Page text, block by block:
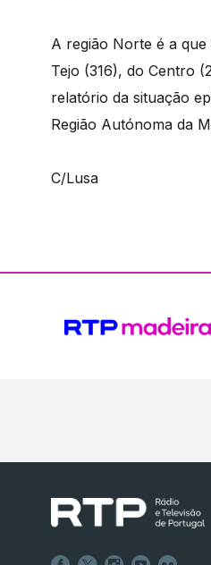
A região Norte é a
Tejo (316), do Centro
relatório da situação
Região Autónoma da
C/Lusa